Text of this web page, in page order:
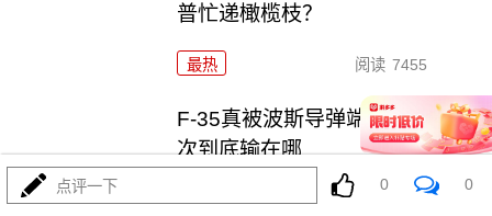
普忙递橄榄枝？
最热 阅读 7455
F-35真被波斯导弹端了！美军这
次到底输在哪
最热
点评一下 0 0